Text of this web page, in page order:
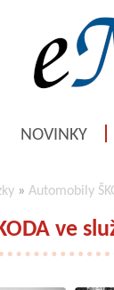
NOVINKY
» Automobily
ve